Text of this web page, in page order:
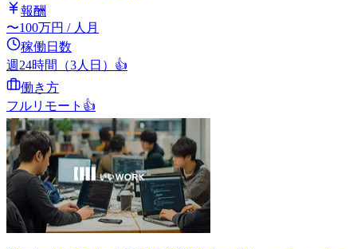
報酬
〜100万円 / 人月
稼働日数
週24時間（3人日） 👍
働き方
フルリモート 👍